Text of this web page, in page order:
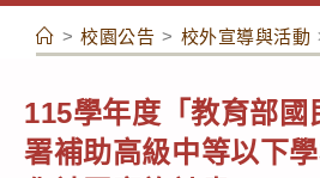
容
> 校園公告 > 校外宣導與活動
115學年度「教育部國
署補助高級中等以下